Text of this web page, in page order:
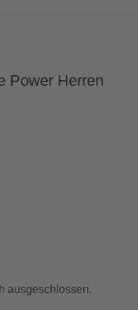
Power Herren
ausgeschlossen.